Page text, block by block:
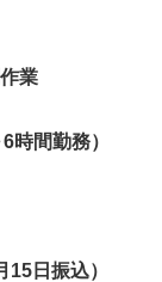
業
間勤務）
日振込）